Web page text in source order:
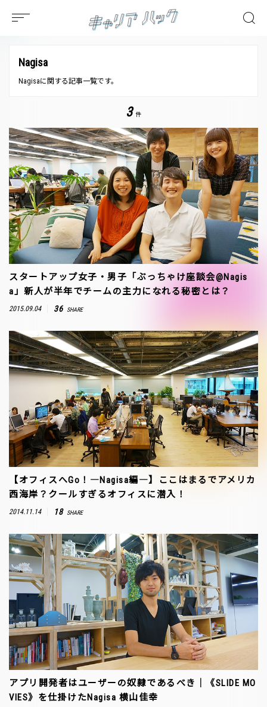
Nagisa
Nagisaに関する記事一覧です。
3 件
スタートアップ女子・男子「ぶっちゃけ座談会@Nagis
a」新人が半年でチームの主力になれる秘密とは？
2015.09.04 36 SHARE
【オフィスへGo！―Nagisa編―】ここはまるでアメリカ
西海岸？クールすぎるオフィスに潜入！
2014.11.14 18 SHARE
アプリ開発者はユーザーの奴隷であるべき｜《SLIDE MO
VIES》を仕掛けたNagisa 横山佳幸